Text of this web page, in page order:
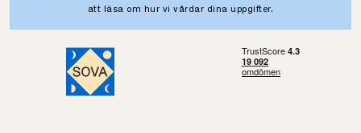
att läsa om hur vi vårdar dina uppgifter.